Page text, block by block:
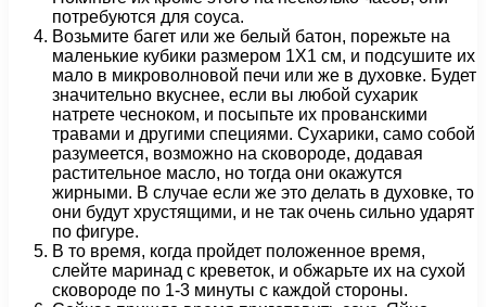
потребуются для соуса.
Возьмите багет или же белый батон, порежьте на
маленькие кубики размером 1Х1 см, и подсушите их
мало в микроволновой печи или же в духовке. Будет
значительно вкуснее, если вы любой сухарик
натрете чесноком, и посыпьте их прованскими
травами и другими специями. Сухарики, само собой
разумеется, возможно на сковороде, додавая
растительное масло, но тогда они окажутся
жирными. В случае если же это делать в духовке, то
они будут хрустящими, и не так очень сильно ударят
по фигуре.
В то время, когда пройдет положенное время,
слейте маринад с креветок, и обжарьте их на сухой
сковороде по 1-3 минуты с каждой стороны.